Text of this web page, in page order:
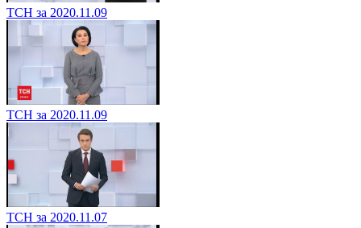
ТСН за 2020.11.09
ТСН за 2020.11.09
ТСН за 2020.11.07